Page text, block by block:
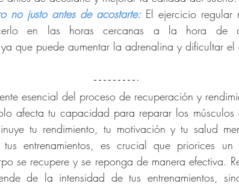
no justo antes de acostarte: El ejercicio regular
en las horas cercanas a la hora de
que puede aumentar la adrenalina y dificultar el
esencial del proceso de recuperación y
afecta tu capacidad para reparar los músculos
tu rendimiento, tu motivación y tu salud
tus entrenamientos, es crucial que priorices un
se recupere y se reponga de manera efectiva.
de la intensidad de tus entrenamientos,